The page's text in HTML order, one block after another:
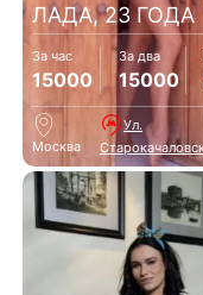
ЛАДА, 23 ГОДА
За час
15000
За два
15000
Москва
Ул.